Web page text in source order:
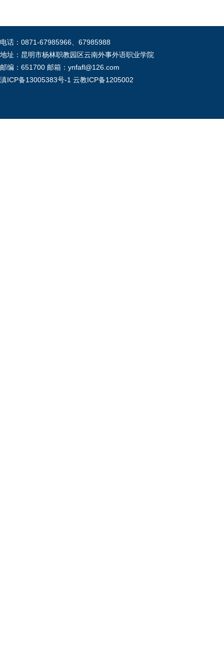
电话：0871-67985966、67985988
地址：昆明市杨林职教园区云南外事外语职业学院
邮编：651700 邮箱：ynfafl@126.com
滇ICP备13005383号-1 云教ICP备1205002